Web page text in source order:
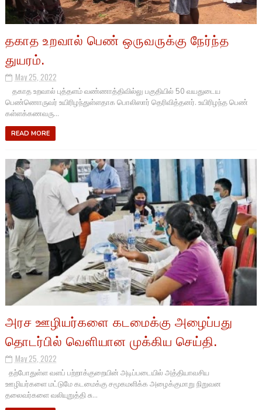
தகாத உறவால் பெண் ஒருவருக்கு நேர்ந்த
துயரம்.
May 25, 2022
தகாத உறவால் புத்தளம் வண்ணாத்திவில்லு பகுதியில் 50 வயதுடைய
பெண்ணொருவர் உயிரிழந்துள்ளதாக பொலிஸார் தெரிவித்தனர். உயிரிழந்த பெண்
கள்ளக்கணவரு...
READ MORE
அரச ஊழியர்களை கடமைக்கு அழைப்பது
தொடர்பில் வெளியான முக்கிய செய்தி.
May 25, 2022
தற்போதுள்ள வளப் பற்றாக்குறையின் அடிப்படையில் அத்தியாவசிய
ஊழியர்களை மட்டுமே கடமைக்கு சமூகமளிக்க அழைக்குமாறு நிறுவன
தலைவர்களை வலியுறுத்தி சு...